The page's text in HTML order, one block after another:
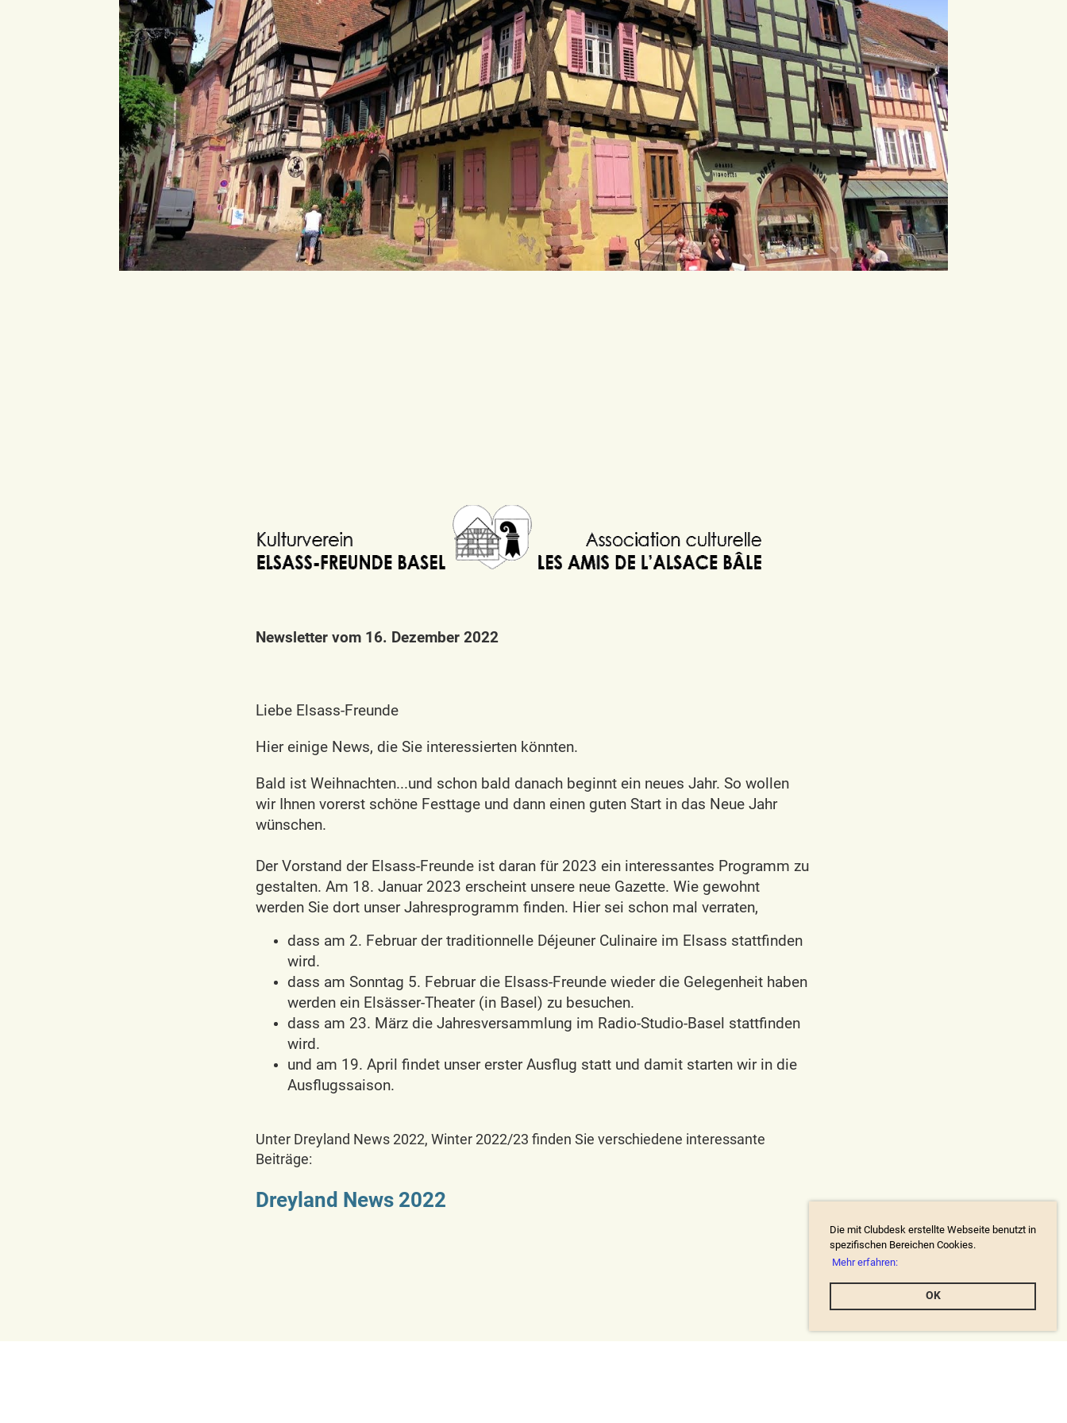
Die mit Clubdesk erstellte Webseite benutzt in
spezifischen Bereichen Cookies.
Mehr erfahren:
OK
Newsletter vom 16. Dezember 2022
Liebe Elsass-Freunde
Hier einige News, die Sie interessierten könnten.
Bald ist Weihnachten...und schon bald danach beginnt ein neues Jahr. So wollen
wir Ihnen vorerst schöne Festtage und dann einen guten Start in das Neue Jahr
wünschen.
Der Vorstand der Elsass-Freunde ist daran für 2023 ein interessantes Programm zu
gestalten. Am 18. Januar 2023 erscheint unsere neue Gazette. Wie gewohnt
werden Sie dort unser Jahresprogramm finden. Hier sei schon mal verraten,
dass am 2. Februar der traditionnelle Déjeuner Culinaire im Elsass stattfinden
wird.
dass am Sonntag 5. Februar die Elsass-Freunde wieder die Gelegenheit haben
werden ein Elsässer-Theater (in Basel) zu besuchen.
dass am 23. März die Jahresversammlung im Radio-Studio-Basel stattfinden
wird.
und am 19. April findet unser erster Ausflug statt und damit starten wir in die
Ausflugssaison.
Unter Dreyland News 2022, Winter 2022/23 finden Sie verschiedene interessante
Beiträge:
Dreyland News 2022